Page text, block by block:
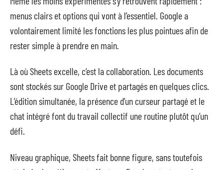
menus clairs et options qui vont à l’essentiel. Google a
volontairement limité les fonctions les plus pointues afin de
rester simple à prendre en main.
Là où Sheets excelle, c’est la collaboration. Les documents
sont stockés sur Google Drive et partagés en quelques clics.
L’édition simultanée, la présence d’un curseur partagé et le
chat intégré font du travail collectif une routine plutôt qu’un
défi.
Niveau graphique, Sheets fait bonne figure, sans toutefois